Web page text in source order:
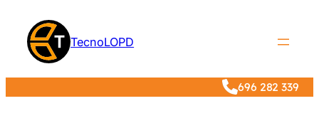
contenido
TecnoLOPD
696 282 339